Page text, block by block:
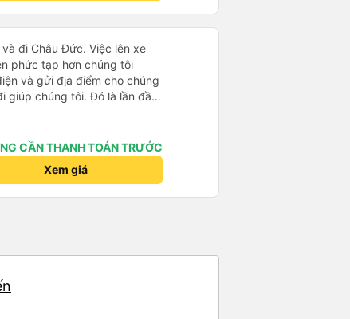
đi Châu Đức. Việc lên xe
phức tạp hơn chúng tôi
và gửi địa điểm cho chúng
giúp chúng tôi. Đó là lần đầu
trẻ nhỏ khá thú vị. Chúng
dừng lại lúc nửa đêm ở Cần
Khi đến điểm dừng, họ đánh
chúng tôi đã sẵn sàng. Nhìn
CẦN THANH TOÁN TRƯỚC
Xem giá